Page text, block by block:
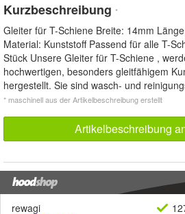
Kurzbeschreibung *
Gleiter für T-Schiene Breite: 14mm
Material: Kunststoff Passend für alle T-
Stück Unsere Gleiter für T-Schiene ,
hochwertigen, besonders gleitfähigem
hergestellt. Sie sind wasch- und
* maschinell aus der Artikelbeschreibung erstellt
Artikelbeschreibung
rewagi